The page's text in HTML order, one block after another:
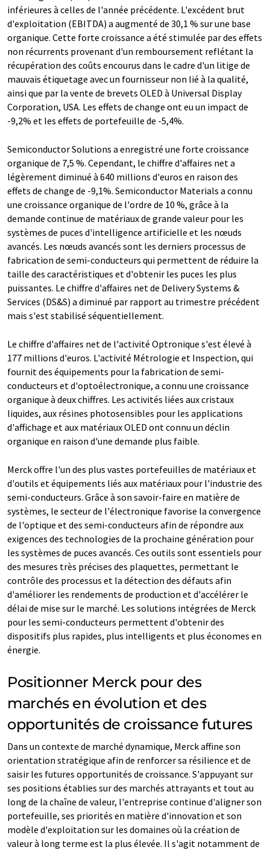
inférieures à celles de l'année précédente. L'excédent brut
d'exploitation (EBITDA) a augmenté de 30,1 % sur une base
organique. Cette forte croissance a été stimulée par des effets
non récurrents provenant d'un remboursement reflétant la
récupération des coûts encourus dans le cadre d'un litige de
mauvais étiquetage avec un fournisseur non lié à la qualité,
ainsi que par la vente de brevets OLED à Universal Display
Corporation, USA. Les effets de change ont eu un impact de
-‍9,2% et les effets de portefeuille de -5,4%.
Semiconductor Solutions a enregistré une forte croissance
organique de 7,5 %. Cependant, le chiffre d'affaires net a
légèrement diminué à 640 millions d'euros en raison des
effets de change de -9,1%. Semiconductor Materials a connu
une croissance organique de l'ordre de 10 %, grâce à la
demande continue de matériaux de grande valeur pour les
systèmes de puces d'intelligence artificielle et les nœuds
avancés. Les nœuds avancés sont les derniers processus de
fabrication de semi-conducteurs qui permettent de réduire la
taille des caractéristiques et d'obtenir les puces les plus
puissantes. Le chiffre d'affaires net de Delivery Systems &
Services (DS&S) a diminué par rapport au trimestre précédent
mais s'est stabilisé séquentiellement.
Le chiffre d'affaires net de l'activité Optronique s'est élevé à
177 millions d'euros. L'activité Métrologie et Inspection, qui
fournit des équipements pour la fabrication de semi-
conducteurs et d'optoélectronique, a connu une croissance
organique à deux chiffres. Les activités liées aux cristaux
liquides, aux résines photosensibles pour les applications
d'affichage et aux matériaux OLED ont connu un déclin
organique en raison d'une demande plus faible.
Merck offre l'un des plus vastes portefeuilles de matériaux et
d'outils et équipements liés aux matériaux pour l'industrie des
semi-conducteurs. Grâce à son savoir-faire en matière de
systèmes, le secteur de l'électronique favorise la convergence
de l'optique et des semi-conducteurs afin de répondre aux
exigences des technologies de la prochaine génération pour
les systèmes de puces avancés. Ces outils sont essentiels pour
des mesures très précises des plaquettes, permettant le
contrôle des processus et la détection des défauts afin
d'améliorer les rendements de production et d'accélérer le
délai de mise sur le marché. Les solutions intégrées de Merck
pour les semi-conducteurs permettent d'obtenir des
dispositifs plus rapides, plus intelligents et plus économes en
énergie.
Positionner Merck pour des
marchés en évolution et des
opportunités de croissance futures
Dans un contexte de marché dynamique, Merck affine son
orientation stratégique afin de renforcer sa résilience et de
saisir les futures opportunités de croissance. S'appuyant sur
ses positions établies sur des marchés attrayants et tout au
long de la chaîne de valeur, l'entreprise continue d'aligner son
portefeuille, ses priorités en matière d'innovation et son
modèle d'exploitation sur les domaines où la création de
valeur à long terme est la plus élevée. Il s'agit notamment de